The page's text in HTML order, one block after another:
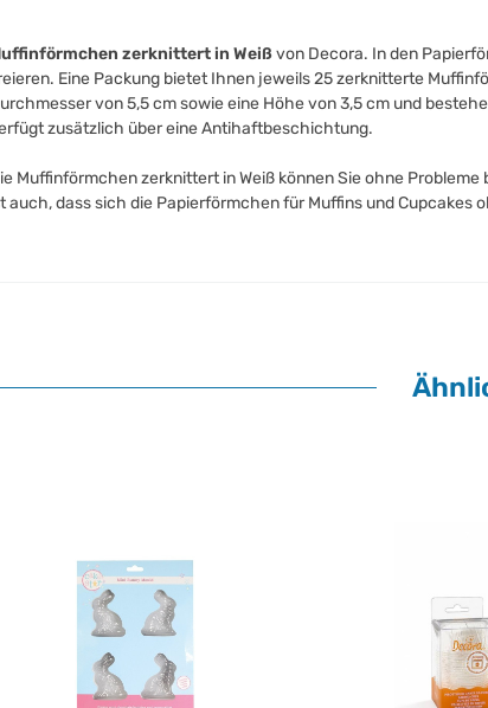
zerknittert in Weißvon Decora. In den
Eine Packung bietet Ihnen jeweils 25 zerknitterte
von 5,5 cm sowie eine Höhe von 3,5 cm und
zusätzlich über eine Antihaftbeschichtung.
Muffinförmchen zerknittert in Weiß können Sie ohne
auch, dass sich die Papierförmchen für Muffins und Cupcakes